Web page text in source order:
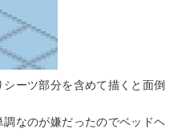
ーツ部分を含めて描くと面倒
なのが嫌だったのでベッドヘ